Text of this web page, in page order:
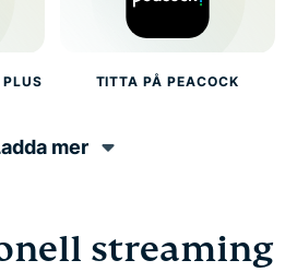
TITTA PÅ PEACOCK
mer
streaming